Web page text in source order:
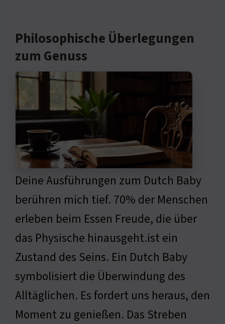
Philosophische Überlegungen
zum Genuss
Deine Ausführungen zum Dutch Baby
berühren mich tief. 70% der Menschen
erleben beim Essen Freude, die über
das Physische hinausgeht.ist ein
Zustand des Seins. Ein Dutch Baby
symbolisiert die Überwindung des
Alltäglichen. Es fordert uns heraus, den
Moment zu genießen. Das Streben